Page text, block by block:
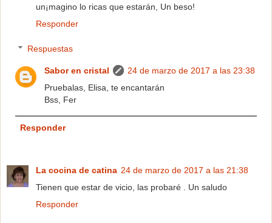
un¡magino lo ricas que estarán, Un beso!
Responder
Respuestas
Sabor en cristal
24 de marzo de 2017 a las 23:38
Pruebalas, Elisa, te encantarán
Bss, Fer
Responder
La cocina de catina 24 de marzo de 2017 a las 21:38
Tienen que estar de vicio, las probaré . Un saludo
Responder